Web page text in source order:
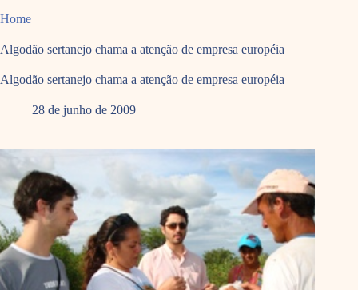
Home
Algodão sertanejo chama a atenção de empresa européia
Algodão sertanejo chama a atenção de empresa européia
28 de junho de 2009